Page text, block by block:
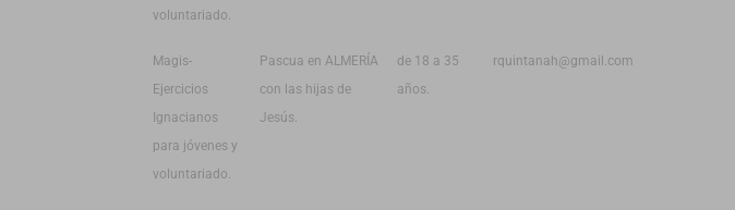
voluntariado.
Magis-
Ejercicios
Ignacianos
para jóvenes y
voluntariado.
Pascua en ALMERÍA
con las hijas de
Jesús.
de 18 a 35
años.
rquintanah@gmail.com